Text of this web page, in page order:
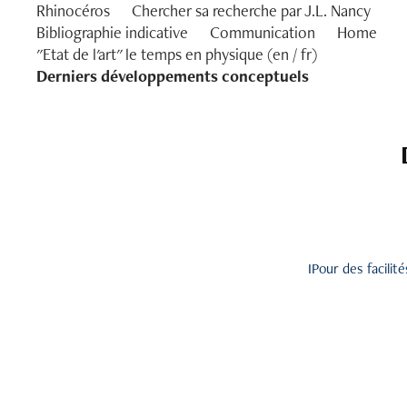
Rhinocéros
Chercher sa recherche par J.L. Nancy
Bibliographie indicative
Communication
Home
"Etat de l'art" le temps en physique (en / fr)
Derniers développements conceptuels
IPour des